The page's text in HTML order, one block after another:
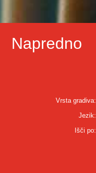
Napredno
Vrsta gradiva:
Jezik:
Išči po: